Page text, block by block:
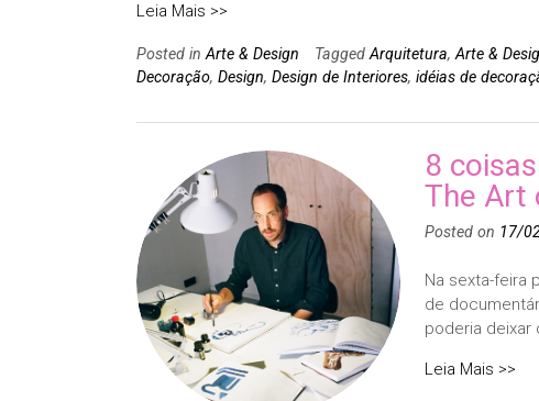
Leia Mais >>
Posted in Arte & Design Tagged Arquitetura, Arte &
Decoração, Design, Design de Interiores, idéias de
8
The Art
Posted on 17/
Na sexta-feira
de
poderia deixar
Leia Mais >>